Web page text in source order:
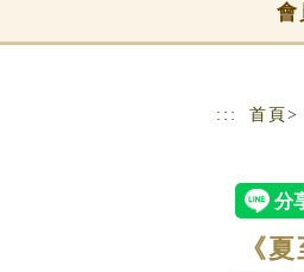
會
::: 首頁 >
《